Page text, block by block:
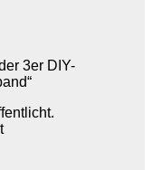
3er DIY-